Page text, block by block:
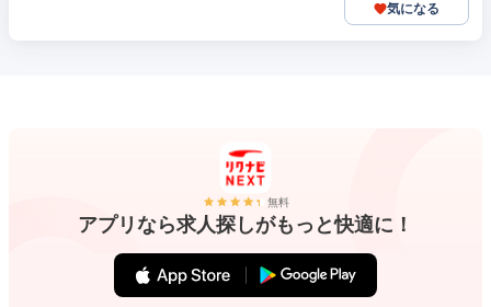
気になる
無料
アプリなら求人探しがもっと快適に！